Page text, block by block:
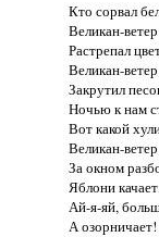
Кто сорвал
Великан-
Растрепал
Великан-
Закрутил
Ночью к нам
Вот какой
Великан-
За окном
Яблони
Ай-я-яй,
А озорничает!